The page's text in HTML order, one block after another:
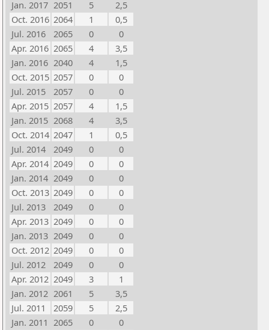
Jan. 2017 2051 5
2,5
Oct. 2016 2064 1
0,5
Jul. 2016
2065 0
0
Apr. 2016 2065 4
3,5
Jan. 2016 2040 4
1,5
Oct. 2015 2057 0
0
Jul. 2015
2057 0
0
Apr. 2015 2057 4
1,5
Jan. 2015 2068 4
3,5
Oct. 2014 2047 1
0,5
Jul. 2014
2049 0
0
Apr. 2014 2049 0
0
Jan. 2014 2049 0
0
Oct. 2013 2049 0
0
Jul. 2013
2049 0
0
Apr. 2013 2049 0
0
Jan. 2013 2049 0
0
Oct. 2012 2049 0
0
Jul. 2012
2049 0
0
Apr. 2012 2049 3
1
Jan. 2012 2061 5
3,5
Jul. 2011
2059 5
2,5
Jan. 2011 2065 0
0